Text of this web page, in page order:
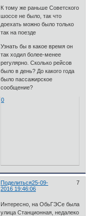
К тому же раньше Советского
шоссе не было, так что
доехать можно было только
так на поезде
Узнать бы в какое время он
так ходил более-менее
регулярно. Сколько рейсов
было в день? До какого года
было пассажирское
сообщение?
0
Поделиться 7
25-09-
2016 19:46:06
Интересно, на ОбьГЭСе была
улица Станционная, недалеко